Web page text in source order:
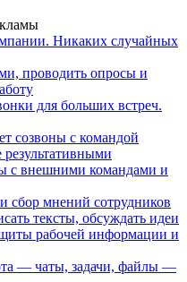
Никаких случайных
проводить опросы и
для больших встреч.
созвоны с командой
результативными
с внешними командами и
сбор мнений сотрудников
тексты, обсуждать идеи
рабочей информации и
— чаты, задачи, файлы —